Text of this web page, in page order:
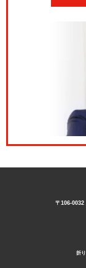
〒106-0032
折